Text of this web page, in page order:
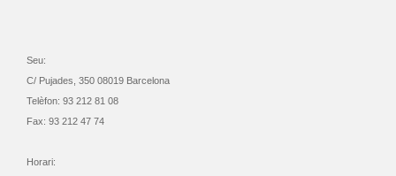
Seu:
C/ Pujades, 350 08019 Barcelona
Telèfon: 93 212 81 08
Fax: 93 212 47 74
Horari: